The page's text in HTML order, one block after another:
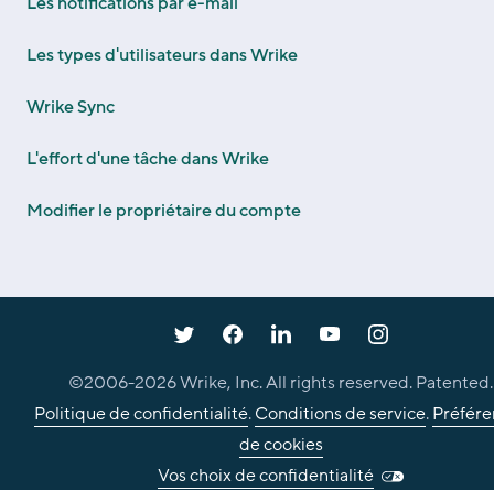
Les types d'utilisateurs dans Wrike
Wrike Sync
L'effort d'une tâche dans Wrike
Modifier le propriétaire du compte
©2006-2026Wrike, Inc. All rights reserved. Patented.
Politique de confidentialité.Conditions de service.
de cookies
Vos choix de confidentialité